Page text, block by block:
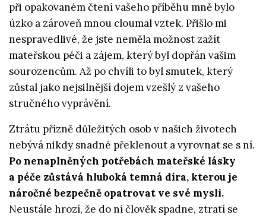
při opakovaném čtení vašeho příběhu mně bylo
úzko a zároveň mnou cloumal vztek. Přišlo mi
nespravedlivé, že jste neměla možnost zažít
mateřskou péči a zájem, který byl dopřán vašim
sourozencům. Až po chvíli to byl smutek, který
zůstal jako nejsilnější dojem vzešlý z vašeho
stručného vyprávění.
Ztrátu přízně důležitých osob v našich životech
nebývá nikdy snadné překlenout a vyrovnat se s ní.
Po nenaplněných potřebách mateřské lásky
a péče zůstává hluboká temná díra, kterou je
náročné bezpečně opatrovat ve své mysli.
Neustále hrozí, že do ní člověk spadne, ztratí se